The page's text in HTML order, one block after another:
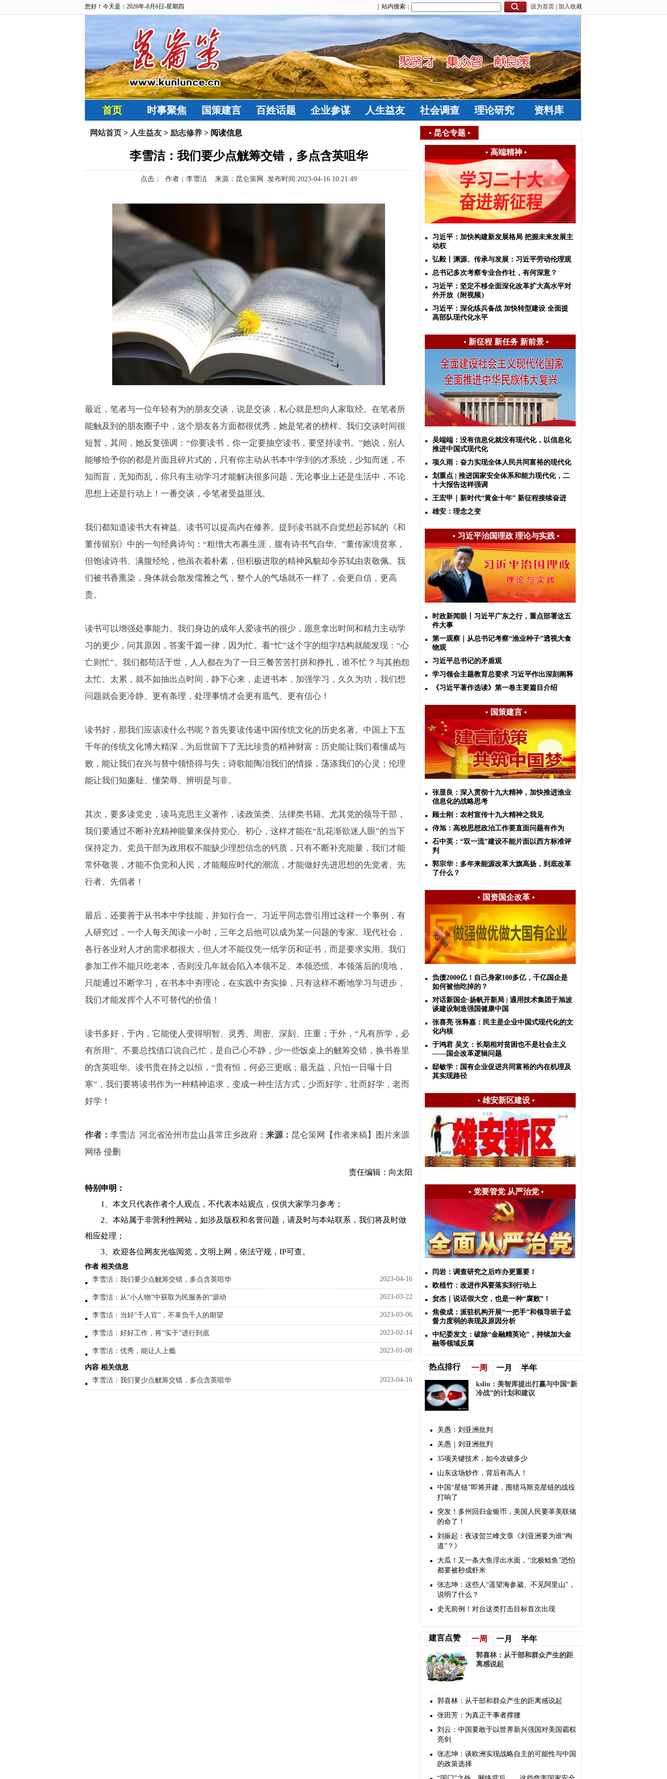
您好！今天是：2026年-8月6日-星期四 设为首页 加入收藏
| 站内搜索：
首页 时事聚焦 国策建言 百姓话题 企业参谋 人生益友 社会调查 理论研究 资料库
网站首页 > 人生益友 > 励志修养 > 阅读信息
李雪洁：我们要少点觥筹交错，多点含英咀华
点击： 作者：李雪洁 来源：昆仑策网 发布时间:2023-04-16 10:21:49
最近，笔者与一位年轻有为的朋友交谈，说是交谈，私心就是想向人家取经。在笔者所
能触及到的朋友圈子中，这个朋友各方面都很优秀，她是笔者的榜样。我们交谈时间很
短暂，其间，她反复强调：“你要读书，你一定要抽空读书，要坚持读书。”她说，别人
能够给予你的都是片面且碎片式的，只有你主动从书本中学到的才系统，少知而迷，不
知而盲，无知而乱，你只有主动学习才能解决很多问题，无论事业上还是生活中，不论
思想上还是行动上！一番交谈，令笔者受益匪浅。
我们都知道读书大有裨益。读书可以提高内在修养。提到读书就不自觉想起苏轼的《和
董传留别》中的一句经典诗句：“粗缯大布裹生涯，腹有诗书气自华。”董传家境贫寒，
但饱读诗书、满腹经纶，他虽衣着朴素，但积极进取的精神风貌却令苏轼由衷敬佩。我
们被书香熏染，身体就会散发儒雅之气，整个人的气场就不一样了，会更自信，更高
贵。
读书可以增强处事能力。我们身边的成年人爱读书的很少，愿意拿出时间和精力主动学
习的更少，问其原因，答案千篇一律，因为忙。看“忙”这个字的组字结构就能发现：“心
亡则忙”。我们都苟活于世，人人都在为了一日三餐苦苦打拼和挣扎，谁不忙？与其抱怨
太忙、太累，就不如抽出点时间，静下心来，走进书本，加强学习，久久为功，我们想
问题就会更冷静、更有条理，处理事情才会更有底气、更有信心！
读书好，那我们应该读什么书呢？首先要读传递中国传统文化的历史名著。中国上下五
千年的传统文化博大精深，为后世留下了无比珍贵的精神财富：历史能让我们看懂成与
败，能让我们在兴与替中领悟得与失；诗歌能陶冶我们的情操，荡涤我们的心灵；伦理
能让我们知廉耻、懂荣辱、辨明是与非。
其次，要多读党史，读马克思主义著作，读政策类、法律类书籍。尤其党的领导干部，
我们要通过不断补充精神能量来保持党心、初心，这样才能在“乱花渐欲迷人眼”的当下
保持定力。党员干部为政用权不能缺少理想信念的钙质，只有不断补充能量，我们才能
常怀敬畏，才能不负党和人民，才能顺应时代的潮流，才能做好先进思想的先觉者、先
行者、先倡者！
最后，还要善于从书本中学技能，并知行合一。习近平同志曾引用过这样一个事例，有
人研究过，一个人每天阅读一小时，三年之后他可以成为某一问题的专家。现代社会，
各行各业对人才的需求都很大，但人才不能仅凭一纸学历和证书，而是要求实用。我们
参加工作不能只吃老本，否则没几年就会陷入本领不足、本领恐慌、本领落后的境地，
只能通过不断学习，在书本中夯理论，在实践中夯实操，只有这样不断地学习与进步，
我们才能发挥个人不可替代的价值！
读书多好，于内，它能使人变得明智、灵秀、周密、深刻、庄重；于外，“凡有所学，必
有所用”。不要总找借口说自己忙，是自己心不静，少一些饭桌上的觥筹交错，换书卷里
的含英咀华。读书贵在持之以恒，“贵有恒，何必三更眠；最无益，只怕一日曝十日
寒”，我们要将读书作为一种精神追求，变成一种生活方式，少而好学，壮而好学，老而
好学！
作者： 李雪洁 河北省沧州市盐山县常庄乡政府； 来源： 昆仑策网【作者来稿】图片来源
网络 侵删
责任编辑：向太阳
特别申明：
1、本文只代表作者个人观点，不代表本站观点，仅供大家学习参考；
2、本站属于非营利性网站，如涉及版权和名誉问题，请及时与本站联系，我们将及时做
相应处理；
3、欢迎各位网友光临阅览，文明上网，依法守规，IP可查。
作者 相关信息
李雪洁：我们要少点觥筹交错，多点含英咀华
2023-04-16
李雪洁：从“小人物”中获取为民服务的“源动 2023-03-22
李雪洁：当好“千人官”，不辜负千人的期望 2023-03-06
李雪洁：好好工作，将“实干”进行到底 2023-02-14
李雪洁：优秀，能让人上瘾 2023-01-08
内容 相关信息
李雪洁：我们要少点觥筹交错，多点含英咀华
2023-04-16
• 昆仑专题 •
• 高端精神•
习近平：加快构建新发展格局 把握未来发展主
动权
弘毅丨渊源、传承与发展：习近平劳动伦理观
总书记多次考察专业合作社，有何深意？
习近平：坚定不移全面深化改革扩大高水平对
外开放（附视频）
习近平：深化练兵备战 加快转型建设 全面提
高部队现代化水平
• 新征程 新任务 新前景•
吴端端：没有信息化就没有现代化，以信息化
推进中国式现代化
项久雨：奋力实现全体人民共同富裕的现代化
划重点 | 推进国家安全体系和能力现代化，二
十大报告这样强调
王宏甲｜新时代“黄金十年” 新征程接续奋进
雄安：理念之变
• 习近平治国理政 理论与实践•
时政新闻眼丨习近平广东之行，重点部署这五
件大事
第一观察｜从总书记考察“渔业种子”透视大食
物观
习近平总书记的矛盾观
学习领会主题教育总要求 习近平作出深刻阐释
《习近平著作选读》第一卷主要篇目介绍
• 国策建言•
张显良：深入贯彻十九大精神，加快推进渔业
信息化的战略思考
顾士刚：农村宣传十九大精神之我见
侍旭：高校思想政治工作要直面问题有作为
石中英：“双一流”建设不能片面以西方标准评
判
郭宗华：多年来能源改革大旗高扬，到底改革
了什么？
• 国资国企改革•
负债2000亿！自己身家100多亿，千亿国企是
如何被他吃掉的？
对话新国企·扬帆开新局 | 通用技术集团于旭波
谈建设制造强国健康中国
张喜亮 张释嘉：民主是企业中国式现代化的文
化内核
于鸿君 吴文：长期相对贫困也不是社会主义
——国企改革逻辑问题
邸敏学：国有企业促进共同富裕的内在机理及
其实现路径
• 雄安新区建设•
• 党要管党 从严治党•
闫岩：调查研究之后咋办更重要！
欧植竹：​改进作风要落实到行动上
贠杰｜说话假大空，也是一种“腐败”！
焦俊成：派驻机构开展“一把手”和领导班子监
督力度弱的表现及原因分析
中纪委发文：破除“金融精英论”，持续加大金
融等领域反腐
热点排行 一周 一月 半年
ksliu：美智库提出打赢与中国“新
冷战”的计划和建议
关愚：刘亚洲批判
关愚｜刘亚洲批判
35项关键技术，如今攻破多少
山东这场炒作，背后有高人！
​中国“星链”即将开建，围猎马斯克星链的战役
打响了
突发！多州回归金银币，美国人民要革美联储
的命了！
刘振起：夜读贺兰峰文章《刘亚洲要为谁“殉
道”？》
大瓜！又一条大鱼浮出水面，“北极鲶鱼”恐怕
都要被秒成虾米
张志坤：这些人“遥望海参崴、不见阿里山”，
说明了什么？
史无前例！对台这类打击目标首次出现
建言点赞 一周 一月 半年
郭喜林：从干部和群众产生的距
离感说起
郭喜林：从干部和群众产生的距离感说起
张田芳：为真正干事者撑腰
刘云：中国要敢于以世界新兴强国对美国霸权
亮剑
张志坤：谈欧洲实现战略自主的可能性与中国
的政策选择